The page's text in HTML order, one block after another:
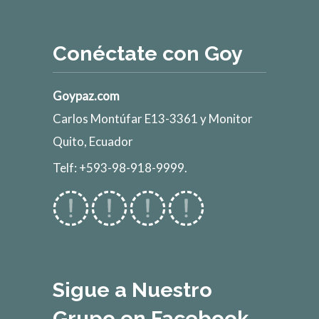
Conéctate con Goy
Goypaz.com
Carlos Montúfar E13-3361 y Monitor
Quito, Ecuador
Telf: +593-98-918-9999.
Sigue a Nuestro